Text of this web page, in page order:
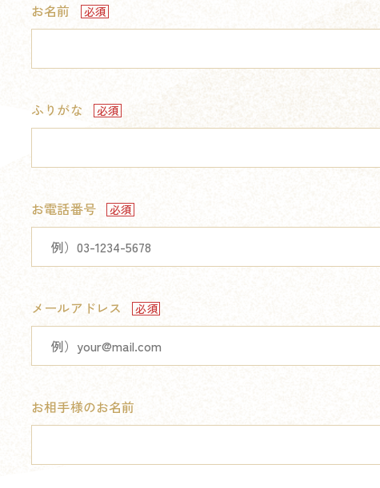
お名前
ふりがな
お電話番号
メールアドレス
お相手様のお名前